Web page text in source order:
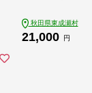
ン レンジで簡単
げ おつまみ 簡単
秋田県東成瀬村
21,000 円